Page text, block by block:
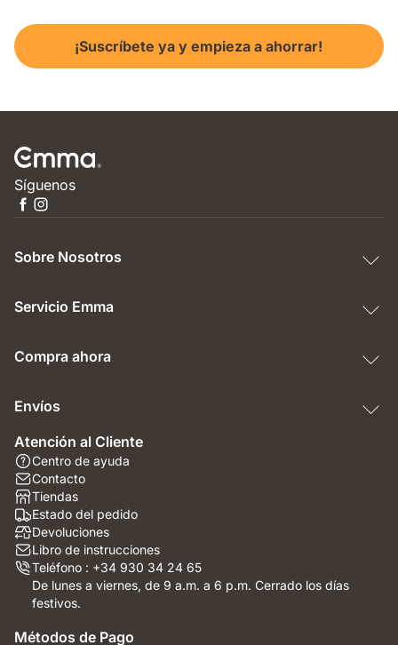
¡Suscríbete ya y empieza a ahorrar!
Síguenos
Sobre Nosotros
Servicio Emma
Compra ahora
Envíos
Atención al Cliente
Centro de ayuda
Contacto
Tiendas
Estado del pedido
Devoluciones
Libro de instrucciones
Teléfono : +34 930 34 24 65
De lunes a viernes, de 9 a.m. a 6 p.m. Cerrado los días
festivos.
Métodos de Pago